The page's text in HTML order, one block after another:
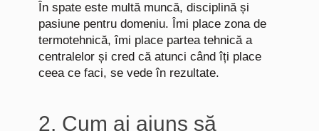
În spate este multă muncă, disciplină și
pasiune pentru domeniu. Îmi place zona de
termotehnică, îmi place partea tehnică a
centralelor și cred că atunci când îți place
ceea ce faci, se vede în rezultate.
2. Cum ai ajuns să